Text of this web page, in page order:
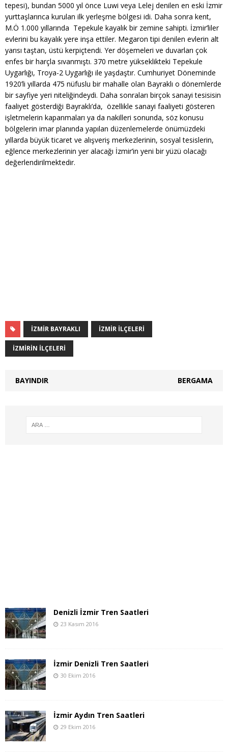
tepesi), bundan 5000 yıl önce Luwi veya Lelej denilen en eski İzmir
yurttaşlarınca kurulan ilk yerleşme bölgesi idi. Daha sonra kent,
M.Ö 1.000 yıllarında Tepekule kayalık bir zemine sahipti. İzmir’liler
evlerini bu kayalık yere inşa ettiler. Megaron tipi denilen evlerin alt
yarısı taştan, üstü kerpiçtendi. Yer döşemeleri ve duvarları çok
enfes bir harçla sıvanmıştı. 370 metre yükseklikteki Tepekule
Uygarlığı, Troya-2 Uygarlığı ile yaşdaştır. Cumhuriyet Döneminde
1920’li yıllarda 475 nüfuslu bir mahalle olan Bayraklı o dönemlerde
bir sayfiye yeri niteliğindeydi. Daha sonraları birçok sanayi tesisisin
faaliyet gösterdiği Bayraklı’da, özellikle sanayi faaliyeti gösteren
işletmelerin kapanmaları ya da nakilleri sonunda, söz konusu
bölgelerin imar planında yapılan düzenlemelerde önümüzdeki
yıllarda büyük ticaret ve alışveriş merkezlerinin, sosyal tesislerin,
eğlence merkezlerinin yer alacağı İzmir’in yeni bir yüzü olacağı
değerlendirilmektedir.
İZMIR BAYRAKLI IZMIR ILÇELERI
İZMIRIN ILÇELERI
BAYINDIR BERGAMA
Denizli İzmir Tren Saatleri
23 Kasım 2016
İzmir Denizli Tren Saatleri
30 Ekim 2016
İzmir Aydın Tren Saatleri
29 Ekim 2016